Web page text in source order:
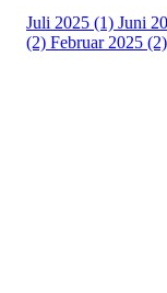
Juli 2025 (1) Juni
(2) Februar 2025 (2)